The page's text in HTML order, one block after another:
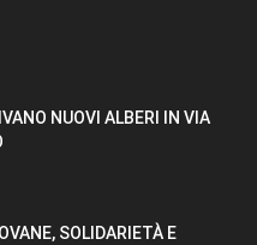
NUOVI ALBERI IN VIA
SOLIDARIETÀ E